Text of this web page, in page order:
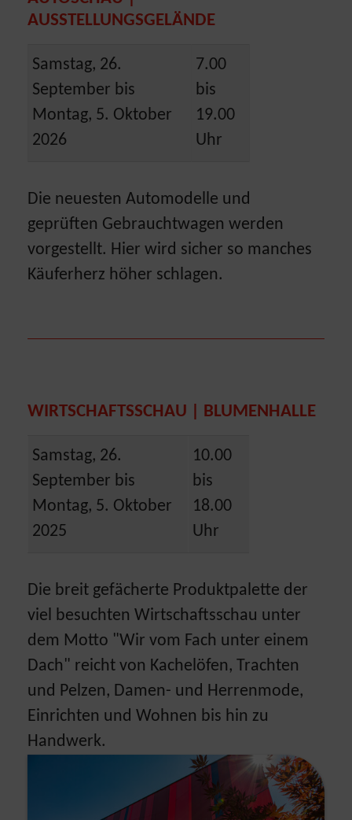
AUSSTELLUNGSGELÄNDE
Samstag, 26.
September bis
Montag, 5. Oktober
2026
7.00
bis
19.00
Uhr
Die neuesten Automodelle und
geprüften Gebrauchtwagen werden
vorgestellt. Hier wird sicher so manches
Käuferherz höher schlagen.
WIRTSCHAFTSSCHAU | BLUMENHALLE
Samstag, 26.
September bis
Montag, 5. Oktober
2025
10.00
bis
18.00
Uhr
Die breit gefächerte Produktpalette der
viel besuchten Wirtschaftsschau unter
dem Motto "Wir vom Fach unter einem
Dach" reicht von Kachelöfen, Trachten
und Pelzen, Damen- und Herrenmode,
Einrichten und Wohnen bis hin zu
Handwerk.